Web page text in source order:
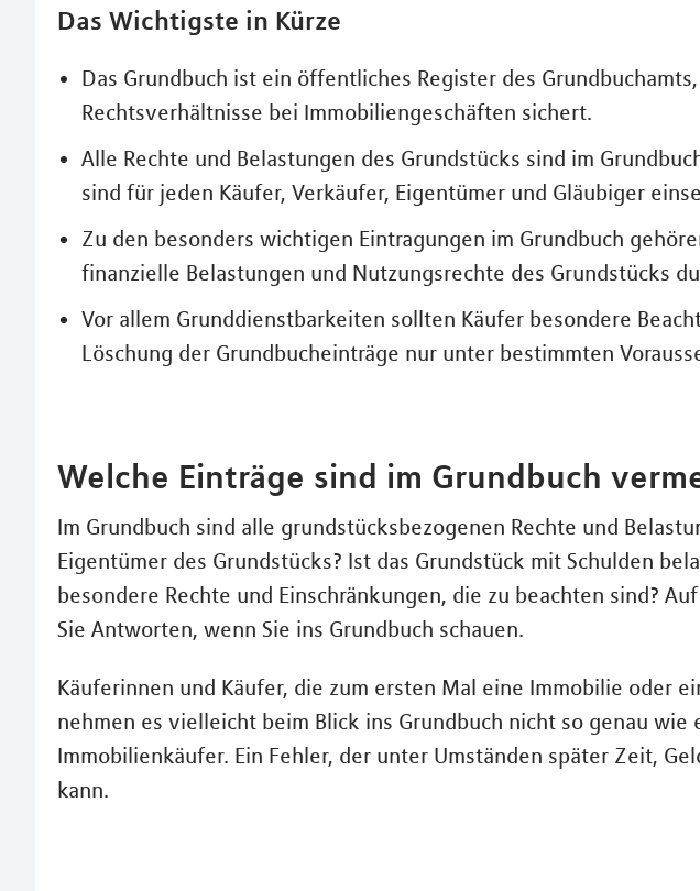
Das Wichtigste in Kürze
Das Grundbuch ist ein öffentliches Register des
Rechtsverhältnisse bei Immobiliengeschäften sichert.
Alle Rechte und Belastungen des Grundstücks sind im
sind für jeden Käufer, Verkäufer, Eigentümer und Gläubiger
Zu den besonders wichtigen Eintragungen im Grundbuch
finanzielle Belastungen und Nutzungsrechte des Grundstücks
Vor allem Grunddienstbarkeiten sollten Käufer besondere
Löschung der Grundbucheinträge nur unter bestimmten
Welche Einträge sind im Grundbuch
Im Grundbuch sind alle grundstücksbezogenen Rechte und
Eigentümer des Grundstücks? Ist das Grundstück mit Schulden
besondere Rechte und Einschränkungen, die zu beachten sind?
Sie Antworten, wenn Sie ins Grundbuch schauen.
Käuferinnen und Käufer, die zum ersten Mal eine Immobilie oder
nehmen es vielleicht beim Blick ins Grundbuch nicht so genau wie
Immobilienkäufer. Ein Fehler, der unter Umständen später Zeit,
kann.